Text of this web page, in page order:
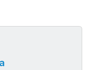
E per fortuna!
il carattere dei